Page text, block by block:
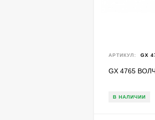
АРТИКУЛ: GX
GX 4765
В НАЛИЧИИ